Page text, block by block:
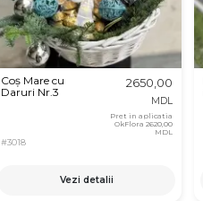
Coș Mare cu
Daruri Nr.3
#3018
2650,00
MDL
Pret in aplicatia
OkFlora 2620,00
MDL
Vezi detalii